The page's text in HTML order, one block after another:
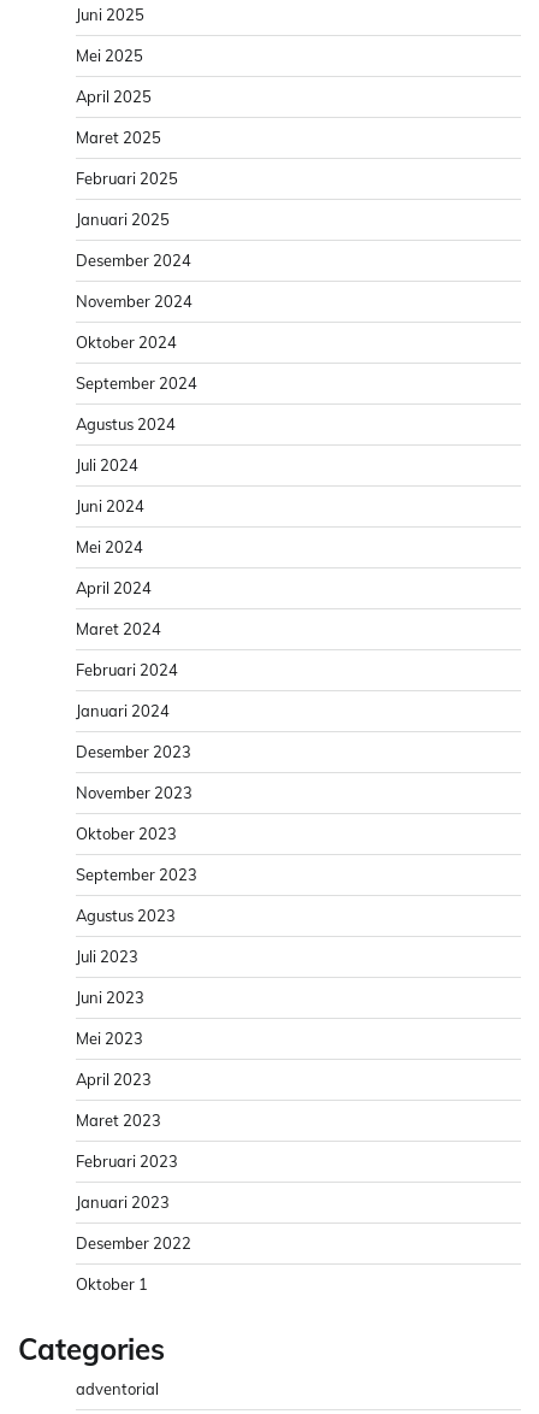
Juni 2025
Mei 2025
April 2025
Maret 2025
Februari 2025
Januari 2025
Desember 2024
November 2024
Oktober 2024
September 2024
Agustus 2024
Juli 2024
Juni 2024
Mei 2024
April 2024
Maret 2024
Februari 2024
Januari 2024
Desember 2023
November 2023
Oktober 2023
September 2023
Agustus 2023
Juli 2023
Juni 2023
Mei 2023
April 2023
Maret 2023
Februari 2023
Januari 2023
Desember 2022
Oktober 1
Categories
adventorial